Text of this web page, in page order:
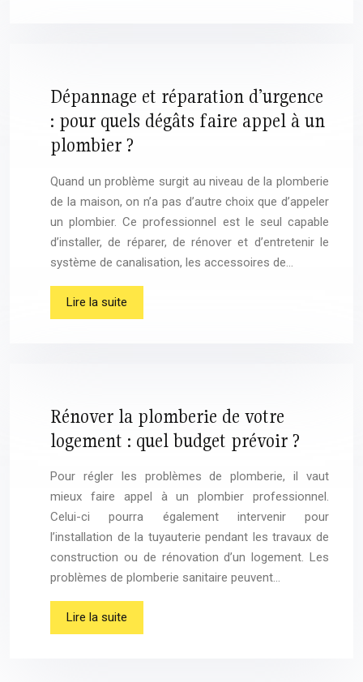
Dépannage et réparation d’urgence
: pour quels dégâts faire appel à un
plombier ?
Quand un problème surgit au niveau de la plomberie
de la maison, on n’a pas d’autre choix que d’appeler
un plombier. Ce professionnel est le seul capable
d’installer, de réparer, de rénover et d’entretenir le
système de canalisation, les accessoires de…
Lire la suite
Rénover la plomberie de votre
logement : quel budget prévoir ?
Pour régler les problèmes de plomberie, il vaut
mieux faire appel à un plombier professionnel.
Celui-ci pourra également intervenir pour
l’installation de la tuyauterie pendant les travaux de
construction ou de rénovation d’un logement. Les
problèmes de plomberie sanitaire peuvent…
Lire la suite